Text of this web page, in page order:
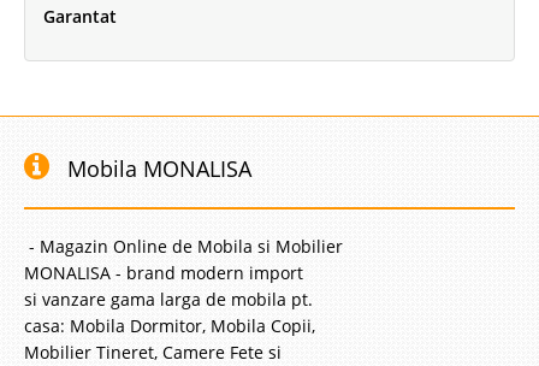
Garantat
Mobila MONALISA
- Magazin Online de Mobila si Mobilier
MONALISA - brand modern import
si vanzare gama larga de mobila pt.
casa: Mobila Dormitor, Mobila Copii,
Mobilier Tineret, Camere Fete si